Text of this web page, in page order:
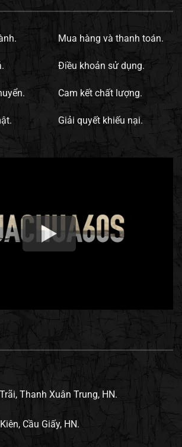
Mua hàng và thanh toán.
Điều khoản sử dụng.
Cam kết chất lượng.
Giải quyết khiếu nại.
Thanh Xuân Trung, HN.
Cầu Giấy, HN.